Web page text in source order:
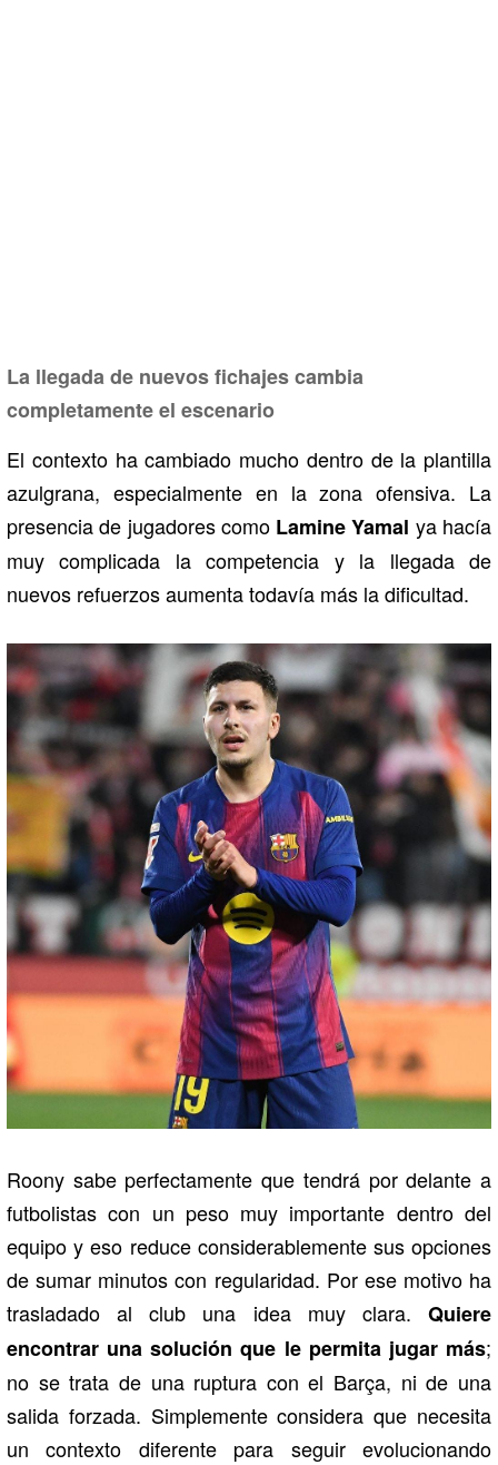
La llegada de nuevos fichajes cambia
completamente el escenario
El contexto ha cambiado mucho dentro de la plantilla
azulgrana, especialmente en la zona ofensiva. La
presencia de jugadores como Lamine Yamal ya hacía
muy complicada la competencia y la llegada de
nuevos refuerzos aumenta todavía más la dificultad.
Roony sabe perfectamente que tendrá por delante a
futbolistas con un peso muy importante dentro del
equipo y eso reduce considerablemente sus opciones
de sumar minutos con regularidad. Por ese motivo ha
trasladado al club una idea muy clara. Quiere
encontrar una solución que le permita jugar más;
no se trata de una ruptura con el Barça, ni de una
salida forzada. Simplemente considera que necesita
un contexto diferente para seguir evolucionando